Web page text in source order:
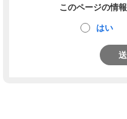
このページの情
はい